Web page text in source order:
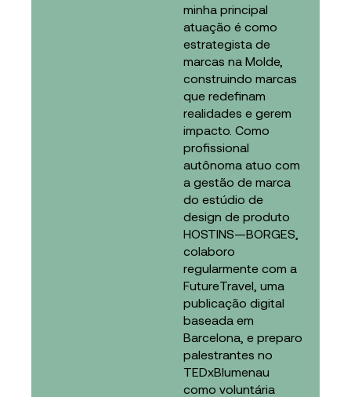
minha principal
atuação é como
estrategista de
marcas na Molde,
construindo marcas
que redefinam
realidades e gerem
impacto. Como
profissional
autônoma atuo com
a gestão de marca
do estúdio de
design de produto
HOSTINS—BORGES,
colaboro
regularmente com a
FutureTravel, uma
publicação digital
baseada em
Barcelona, e preparo
palestrantes no
TEDxBlumenau
como voluntária